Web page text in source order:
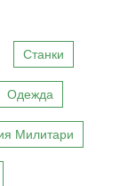
Станки
Одежда
Милитари